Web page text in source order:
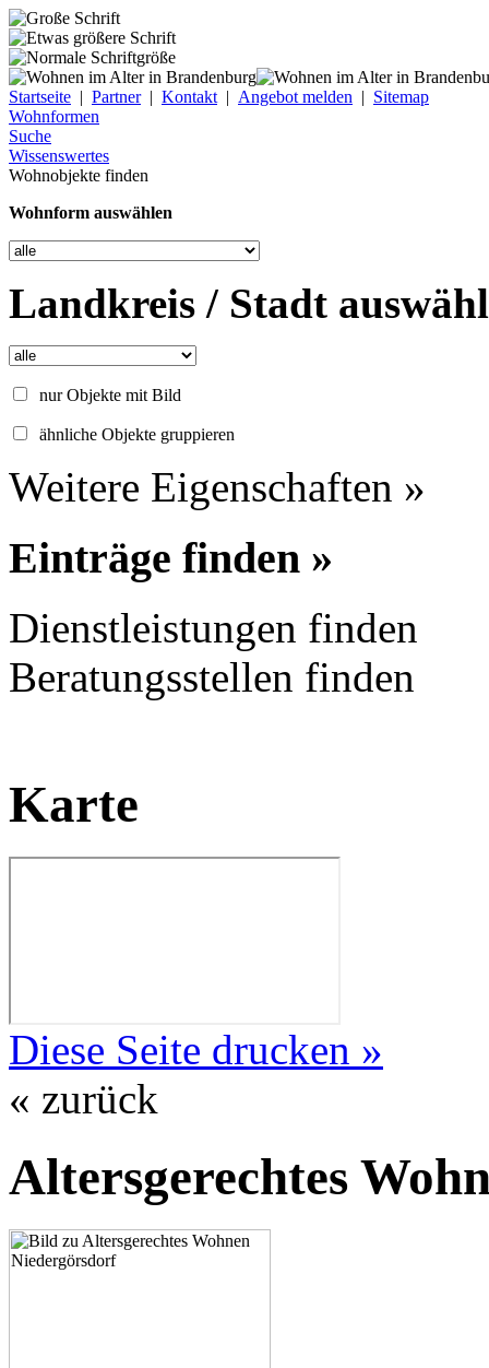
Startseite | Partner| Kontakt | Angebot melden | Sitemap
Wohnformen
Suche
Wissenswertes
Wohnobjekte finden
Wohnform auswählen
Landkreis / Stadt
nur Objekte mit Bild
ähnliche Objekte gruppieren
Weitere Eigenschaften »
Einträge finden »
Dienstleistungen finden
Beratungsstellen finden
Karte
Diese Seite drucken »
« zurück
Altersgerechtes